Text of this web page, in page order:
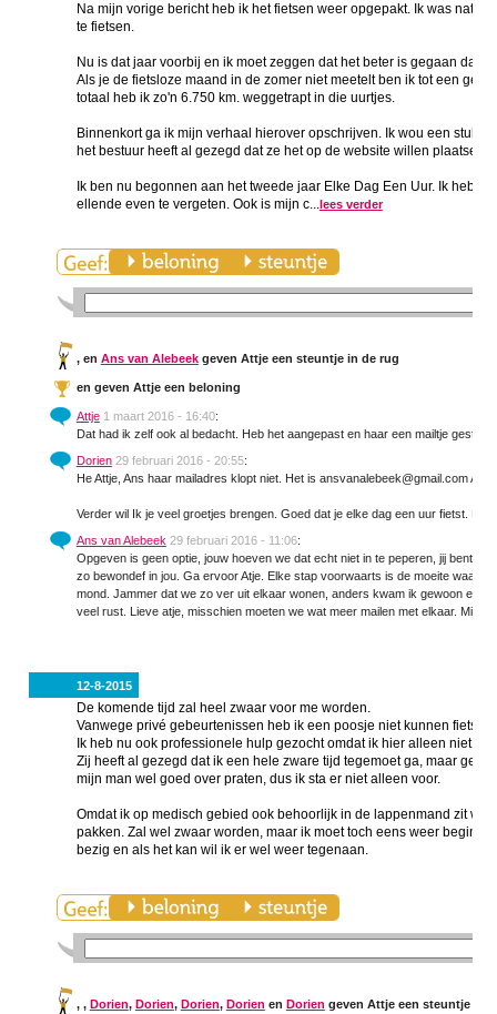
Na mijn vorige bericht heb ik het fietsen weer opgepakt. Ik was
te fietsen.
Nu is dat jaar voorbij en ik moet zeggen dat het beter is gegaan dan
Als je de fietsloze maand in de zomer niet meetelt ben ik tot een
totaal heb ik zo'n 6.750 km. weggetrapt in die uurtjes.
Binnenkort ga ik mijn verhaal hierover opschrijven. Ik wou een
het bestuur heeft al gezegd dat ze het op de website willen plaatsen.
Ik ben nu begonnen aan het tweede jaar Elke Dag Een Uur. Ik heb
ellende even te vergeten. Ook is mijn c...lees verder
, en Ans van Alebeekgeven Attje een steuntje in de rug
en geven Attje een beloning
Attje 1 maart 2016 - 16:40:
Dat had ik zelf ook al bedacht. Heb het aangepast en haar een mailtje
Dorien 29 februari 2016 - 20:55:
He Attje, Ans haar mailadres klopt niet. Het is ansvanalebeek@gmail.com
Verder wil Ik je veel groetjes brengen. Goed dat je elke dag een uur fietst.
Ans van Alebeek 29 februari 2016 - 11:06:
Opgeven is geen optie, jouw hoeven we dat echt niet in te peperen, jij bent
zo bewondef in jou. Ga ervoor Atje. Elke stap voorwaarts is de moeite waard.
mond. Jammer dat we zo ver uit elkaar wonen, anders kwam ik gewoon een
veel rust. Lieve atje, misschien moeten we wat meer mailen met elkaar. Mijn
12-8-2015
De komende tijd zal heel zwaar voor me worden.
Vanwege privé gebeurtenissen heb ik een poosje niet kunnen
Ik heb nu ook professionele hulp gezocht omdat ik hier alleen niet
Zij heeft al gezegd dat ik een hele zware tijd tegemoet ga, maar
mijn man wel goed over praten, dus ik sta er niet alleen voor.
Omdat ik op medisch gebied ook behoorlijk in de lappenmand zit wil
pakken. Zal wel zwaar worden, maar ik moet toch eens weer
bezig en als het kan wil ik er wel weer tegenaan.
, , Dorien, Dorien, Dorien, Dorien en Dorien geven Attje een steuntje in